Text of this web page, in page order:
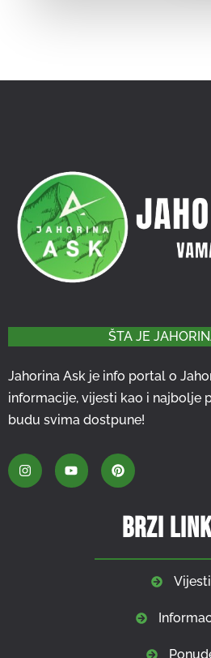
ŠTA JE
Jahorina Ask je info portal o
informacije, vijesti kao i najbolje
budu svima dostpune!
Brzi
Vijesti